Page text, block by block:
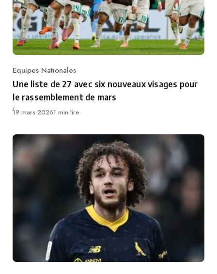
Category
Equipes Nationales
Une liste de 27 avec six nouveaux visages pour
le rassemblement de mars
Publié
19 mars 20261 min lire